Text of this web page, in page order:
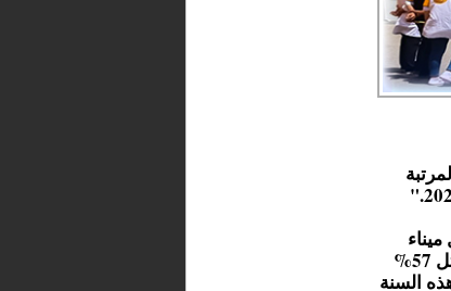
و5 شتنبر 2024، سجل ميناء
طنجة المتوسط عبور 1.62 مليون مسافر و427 ألف سيارة، مما يمثل 57%
السنة